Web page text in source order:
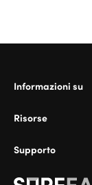
Informazioni su
Risorse
Supporto